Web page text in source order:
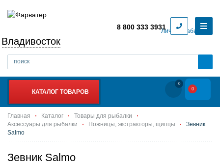
Личный кабинет
Владивосток
8 800 333 3931
КАТАЛОГ ТОВАРОВ
0
0
Главная Каталог
Товары для рыбалки
Аксессуары для рыбалки
Ножницы, экстракторы, щипцы
Зевник
Salmo
Зевник Salmo